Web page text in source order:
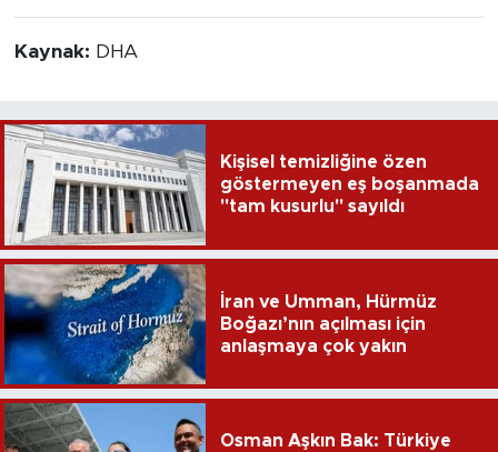
Kaynak: DHA
Kişisel temizliğine özen
göstermeyen eş boşanmada
"tam kusurlu" sayıldı
İran ve Umman, Hürmüz
Boğazı’nın açılması için
anlaşmaya çok yakın
Osman Aşkın Bak: Türkiye